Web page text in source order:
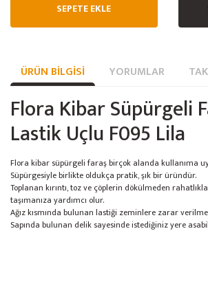
SEPETE EKLE
ÜRÜN BILGISI YORUMLAR
Flora Kibar Süpürgeli
Lastik Uçlu F095 Lila
Flora kibar süpürgeli faraş birçok alanda kullanıma
Süpürgesiyle birlikte oldukça pratik, şık bir üründür.
Toplanan kırıntı, toz ve çöplerin dökülmeden
taşımanıza yardımcı olur.
Ağız kısmında bulunan lastiği zeminlere zarar
Sapında bulunan delik sayesinde istediğiniz yere